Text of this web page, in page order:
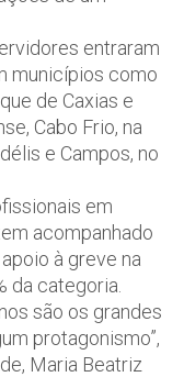
entraram
municípios como
de Caxias e
Cabo Frio, na
e Campos, no
em
acompanhado
à greve na
da categoria.
são os grandes
protagonismo”,
Maria Beatriz